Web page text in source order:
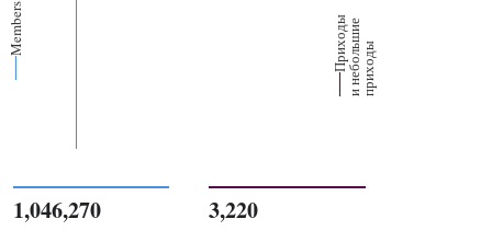
Members П
р
их
о
д
ы
и
н
е
б
о
ль
ш
ие
п
р
и
х
о
ды
1,046,270 3,220